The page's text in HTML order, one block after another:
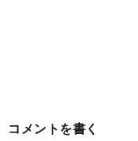
コメントを書く